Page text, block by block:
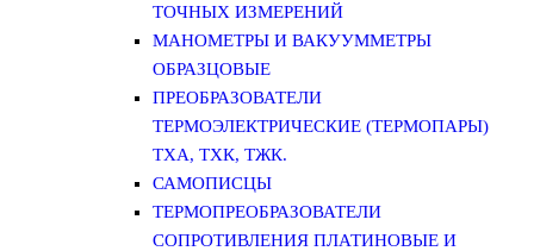
ТОЧНЫХ ИЗМЕРЕНИЙ
МАНОМЕТРЫ И ВАКУУММЕТРЫ
ОБРАЗЦОВЫЕ
ПРЕОБРАЗОВАТЕЛИ
ТЕРМОЭЛЕКТРИЧЕСКИЕ (ТЕРМОПАРЫ)
ТХА, ТХК, ТЖК.
САМОПИСЦЫ
ТЕРМОПРЕОБРАЗОВАТЕЛИ
СОПРОТИВЛЕНИЯ ПЛАТИНОВЫЕ И